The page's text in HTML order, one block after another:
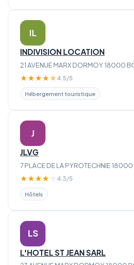
IL
INDIVISION LOCATION
21 AVENUE MARX DORMOY 18000
★★★★★ 4.5/5
Hébergement touristique
J
JLVG
7 PLACE DE LA PYROTECHNIE
★★★★ ☆ 4.3/5
Hôtels
LS
L'HOTEL ST JEAN SARL